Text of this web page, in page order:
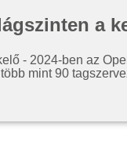
a
- 2024-ben az
mint 90